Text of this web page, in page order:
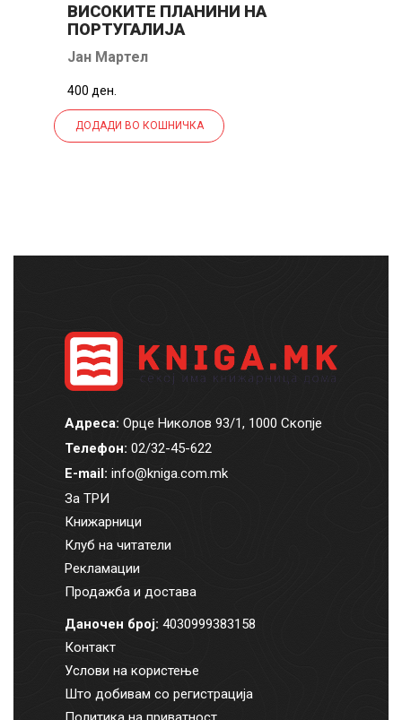
ВИСОКИТЕ ПЛАНИНИ НА
ПОРТУГАЛИЈА
Јан Мартел
400 ден.
ДОДАДИ ВО КОШНИЧКА
Адреса: Орце Николов 93/1, 1000 Скопје
Телефон: 02/32-45-622
E-mail: info@kniga.com.mk
За ТРИ
Книжарници
Клуб на читатели
Рекламации
Продажба и достава
Даночен број: 4030999383158
Контакт
Услови на користење
Што добивам со регистрација